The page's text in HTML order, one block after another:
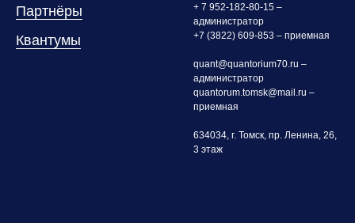
Партнёры
Квантумы
+ 7 952-182-80-15 –
администратор
+7 (3822) 609-853 – приемная
quant@quantorium70.ru –
администратор
quantorum.tomsk@mail.ru –
приемная
634034, г. Томск, пр. Ленина, 26,
3 этаж